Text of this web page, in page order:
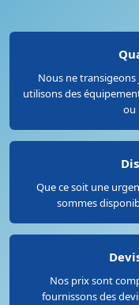
Nous ne
utilisons des
ou
Que ce soit une
sommes
Nos prix sont
fournissons des